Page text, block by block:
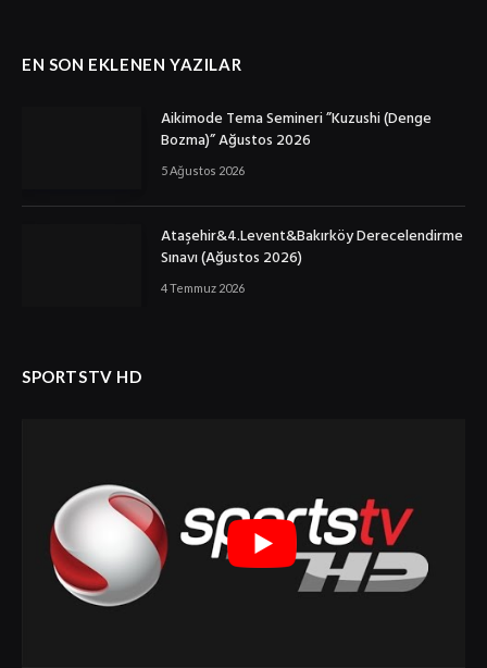
EN SON EKLENEN YAZILAR
Aikimode Tema Semineri ”Kuzushi (Denge
Bozma)” Ağustos 2026
5 Ağustos 2026
Ataşehir&4.Levent&Bakırköy Derecelendirme
Sınavı (Ağustos 2026)
4 Temmuz 2026
SPORTSTV HD